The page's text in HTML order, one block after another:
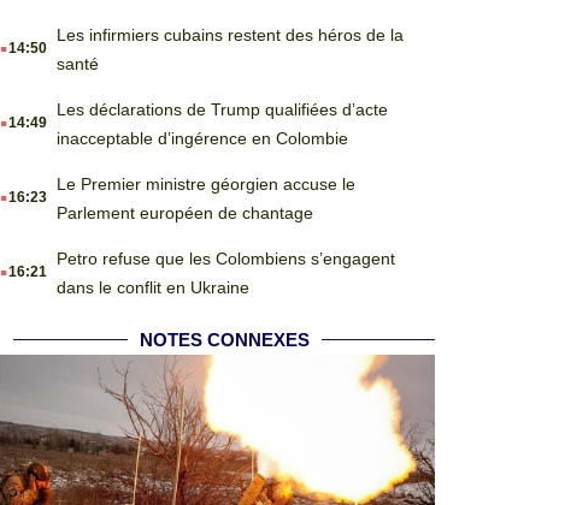
.14:50
Les infirmiers cubains restent des héros de la
santé
.14:49
Les déclarations de Trump qualifiées d’acte
inacceptable d’ingérence en Colombie
.16:23
Le Premier ministre géorgien accuse le
Parlement européen de chantage
.16:21
Petro refuse que les Colombiens s’engagent
dans le conflit en Ukraine
NOTES CONNEXES